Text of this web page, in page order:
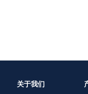
关于我们